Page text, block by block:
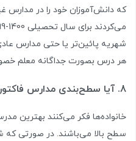
که دانش‌آموزان خود را در مدارس
شهریه پائین‌تر یا حتی مدارس
هر درس بصورت جداگانه معلم
8. آیا سطح‌بندی مدارس فاکتور مهمی است؟
خانواده‌ها فکر می‌کنند بهترین
سطح بالا می‌باشند. در صورتی که